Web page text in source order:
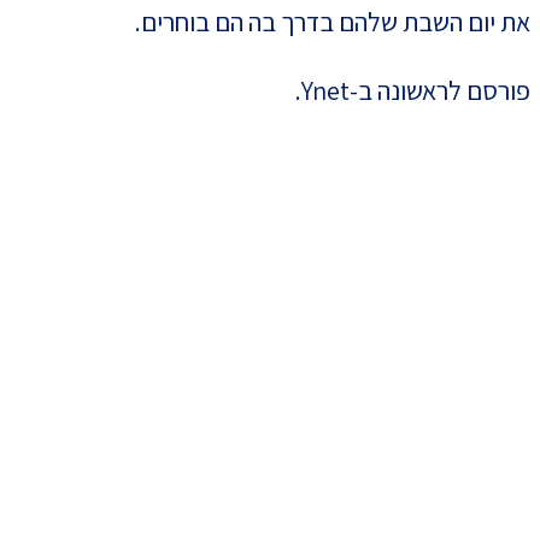
את יום השבת שלהם בדרך בה הם בוחרים.
פורסם לראשונה ב-Ynet.